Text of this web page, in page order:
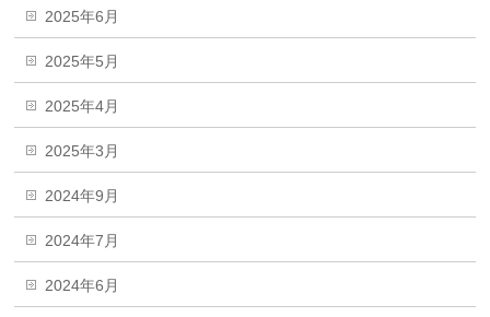
2025年6月
2025年5月
2025年4月
2025年3月
2024年9月
2024年7月
2024年6月